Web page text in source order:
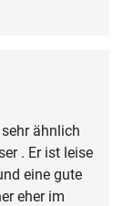
ähnlich
. Er ist leise
eine gute
eher im